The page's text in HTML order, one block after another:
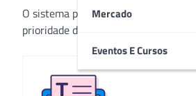
Mercado
Eventos E Cursos
O sistema permite que a partir de
prioridade de atendimento aos